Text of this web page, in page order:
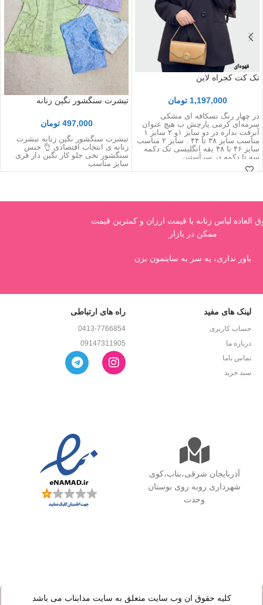
تک کت کجراه لاین
1,197,000 تومان
در چهار رنگ نسکافه ای مشکی
سرمه‌ای کرمی پارچش ب هیچ عنوان
آبرفت نداره در دو سایز ۱و ۲ سایز ۱
مناسب سایز ۳۸ تا ۴۴ . سایز ۲ مناسب
سایز ۴۶ تا ۴۸ یقه انگلیسی تک دکمه
سه تا دکمه در سرآستین
تیشرت سنگشور نگین زنانه
497,000 تومان
تیشرت سنگشور نگین زنانه تیشرت
زنانه ی انتخاب اقتصادی 👌 جنس
سنگشور نخی جلو کار نگین دار فری
سایز مناسب
لباس زنانه با قیمت ارزان و کمترین قیمت
ممکن در بازار
باور نداری، یه سر به سایتمون بزن
لینک های مفید
حساب کاربری
درباره ما
تماس باما
سبد خرید
راه های ارتباطی
0413-7766854
09147311905
آذربایجان شرقی،بناب،کوی
شهرداری روبه روی بوستان
وحدت
کلیه حقوق ان وب سایت متعلق به سایت مدابناب می باشد